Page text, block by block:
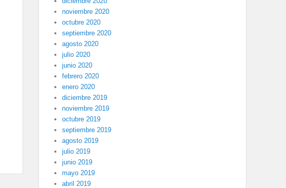
noviembre 2020
octubre 2020
septiembre 2020
agosto 2020
julio 2020
junio 2020
febrero 2020
enero 2020
diciembre 2019
noviembre 2019
octubre 2019
septiembre 2019
agosto 2019
julio 2019
junio 2019
mayo 2019
abril 2019